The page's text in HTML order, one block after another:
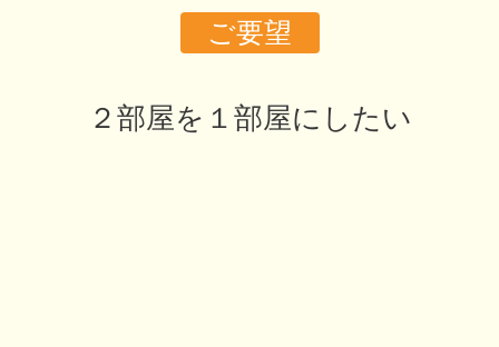
ご要望
２部屋を１部屋にしたい